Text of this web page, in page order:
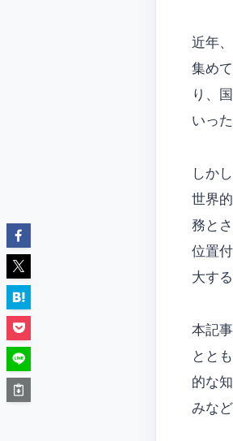
近年
集め
り、
いっ
しか
世界
務と
位置
大す
本記
とと
的な
みな